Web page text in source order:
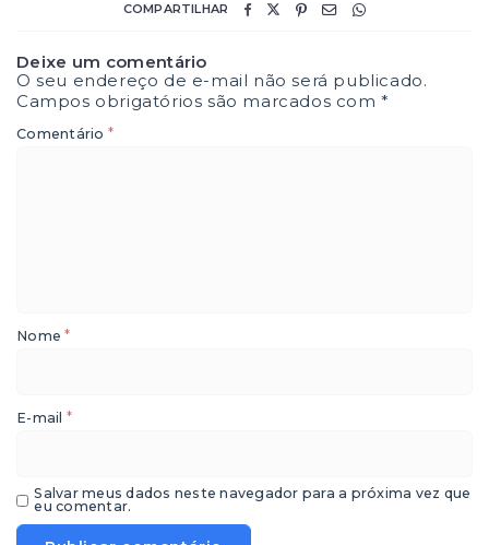
COMPARTILHAR
Deixe um comentário
O seu endereço de e-mail não será publicado.
Campos obrigatórios são marcados com*
Comentário *
Nome*
E-mail *
Salvar meus dados neste navegador para a próxima vez que
eu comentar.